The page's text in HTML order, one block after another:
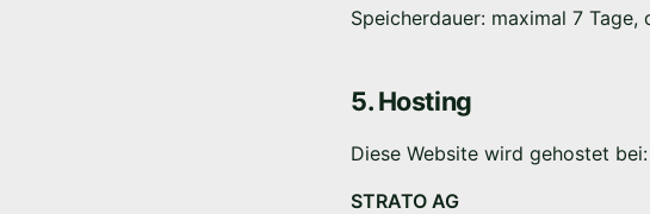
Speicherdauer: maximal 7
5. Hosting
Diese Website wird gehostet bei:
STRATO AG